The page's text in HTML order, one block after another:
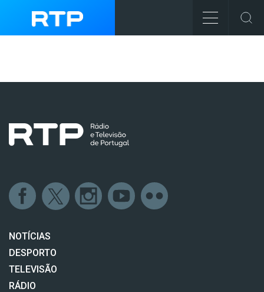
NOTÍCIAS
DESPORTO
TELEVISÃO
RÁDIO